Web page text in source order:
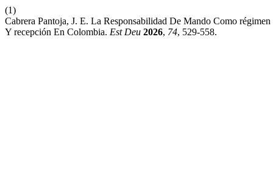
(1)
Cabrera Pantoja, J. E. La Responsabilidad De Mando Como
Y recepción En Colombia. Est Deu 2026, 74, 529-558.